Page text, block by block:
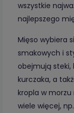
wszystkie
najlepszego
Mięso wybiera
smakowych i
obejmują steki,
kurczaka, a
kropla w
wiele więcej,